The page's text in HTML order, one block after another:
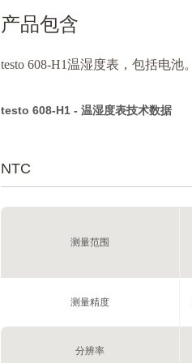
产品包含
testo 608-H1温湿度表，包括电池。
testo 608-H1 - 温湿度表技术数据
NTC
测量范围
测量精度
分辨率